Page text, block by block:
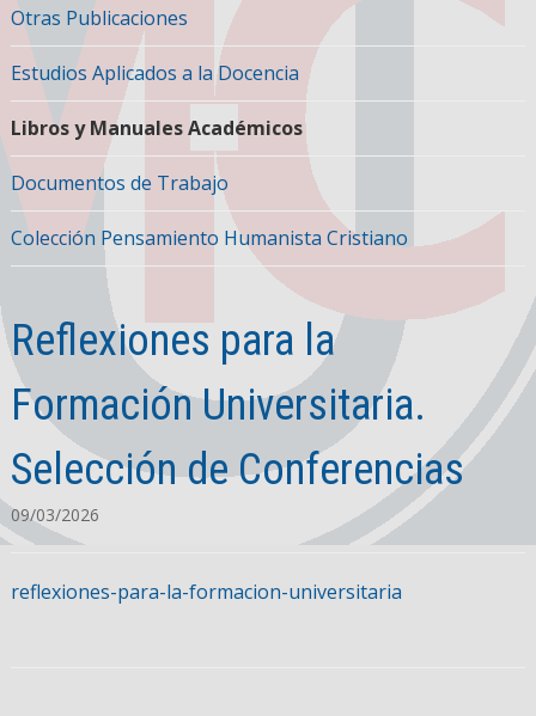
Otras Publicaciones
Estudios Aplicados a la Docencia
Libros y Manuales Académicos
Documentos de Trabajo
Colección Pensamiento Humanista Cristiano
Reflexiones para la
Formación Universitaria.
Selección de Conferencias
09/03/2026
reflexiones-para-la-formacion-universitaria